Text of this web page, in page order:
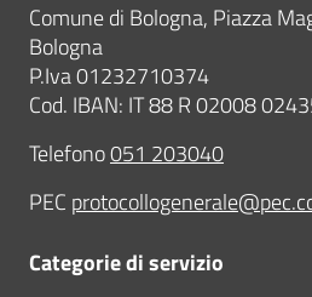
Comune di Bologna, Piazza
Bologna
P.Iva 01232710374
Cod. IBAN: IT 88 R 02008
Telefono051 203040
PEC
Categorie di servizio